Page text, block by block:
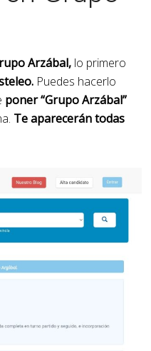
Arzábal, lo primero
Puedes hacerlo
poner “Grupo Arzábal”
Te aparecerán todas